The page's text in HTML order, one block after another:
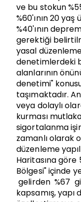
ve bu stokun
%60'ının 20
%40'ının
gerektiği
yasal
denetimlerdeki
alanlarının
denetimi"
taşımaktadır.
veya dolaylı
kurması
sigortalanma
zamanlı olarak
düzenleme
Haritasına
Bölgesi" içinde
gelirden %67
kapsamış,